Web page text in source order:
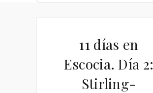
11 días en
Escocia. Día 2:
Stirling-